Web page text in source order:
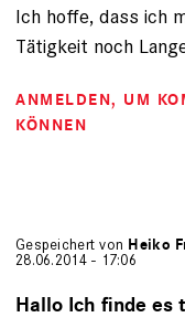
Ich hoffe, dass ich
Tätigkeit noch
ANMELDEN, UM
KÖNNEN
Gespeichert von Heiko
28.06.2014 - 17:06
Hallo Ich finde es